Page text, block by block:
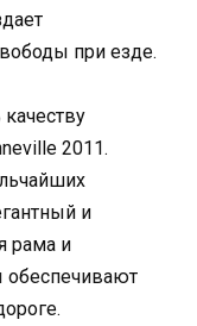
при езде.
2011.
и
рама и
обеспечивают